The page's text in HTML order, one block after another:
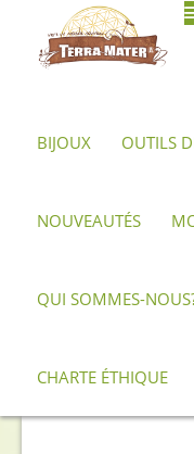
BIJOUX OUTILS
NOUVEAUTÉS
QUI SOMMES-
CHARTE ÉTHIQUE
Accueil Propriétés